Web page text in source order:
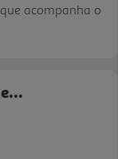
acompanha o